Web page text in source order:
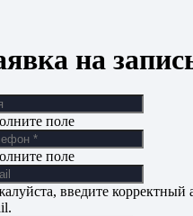
на
поле
поле
введите корректный